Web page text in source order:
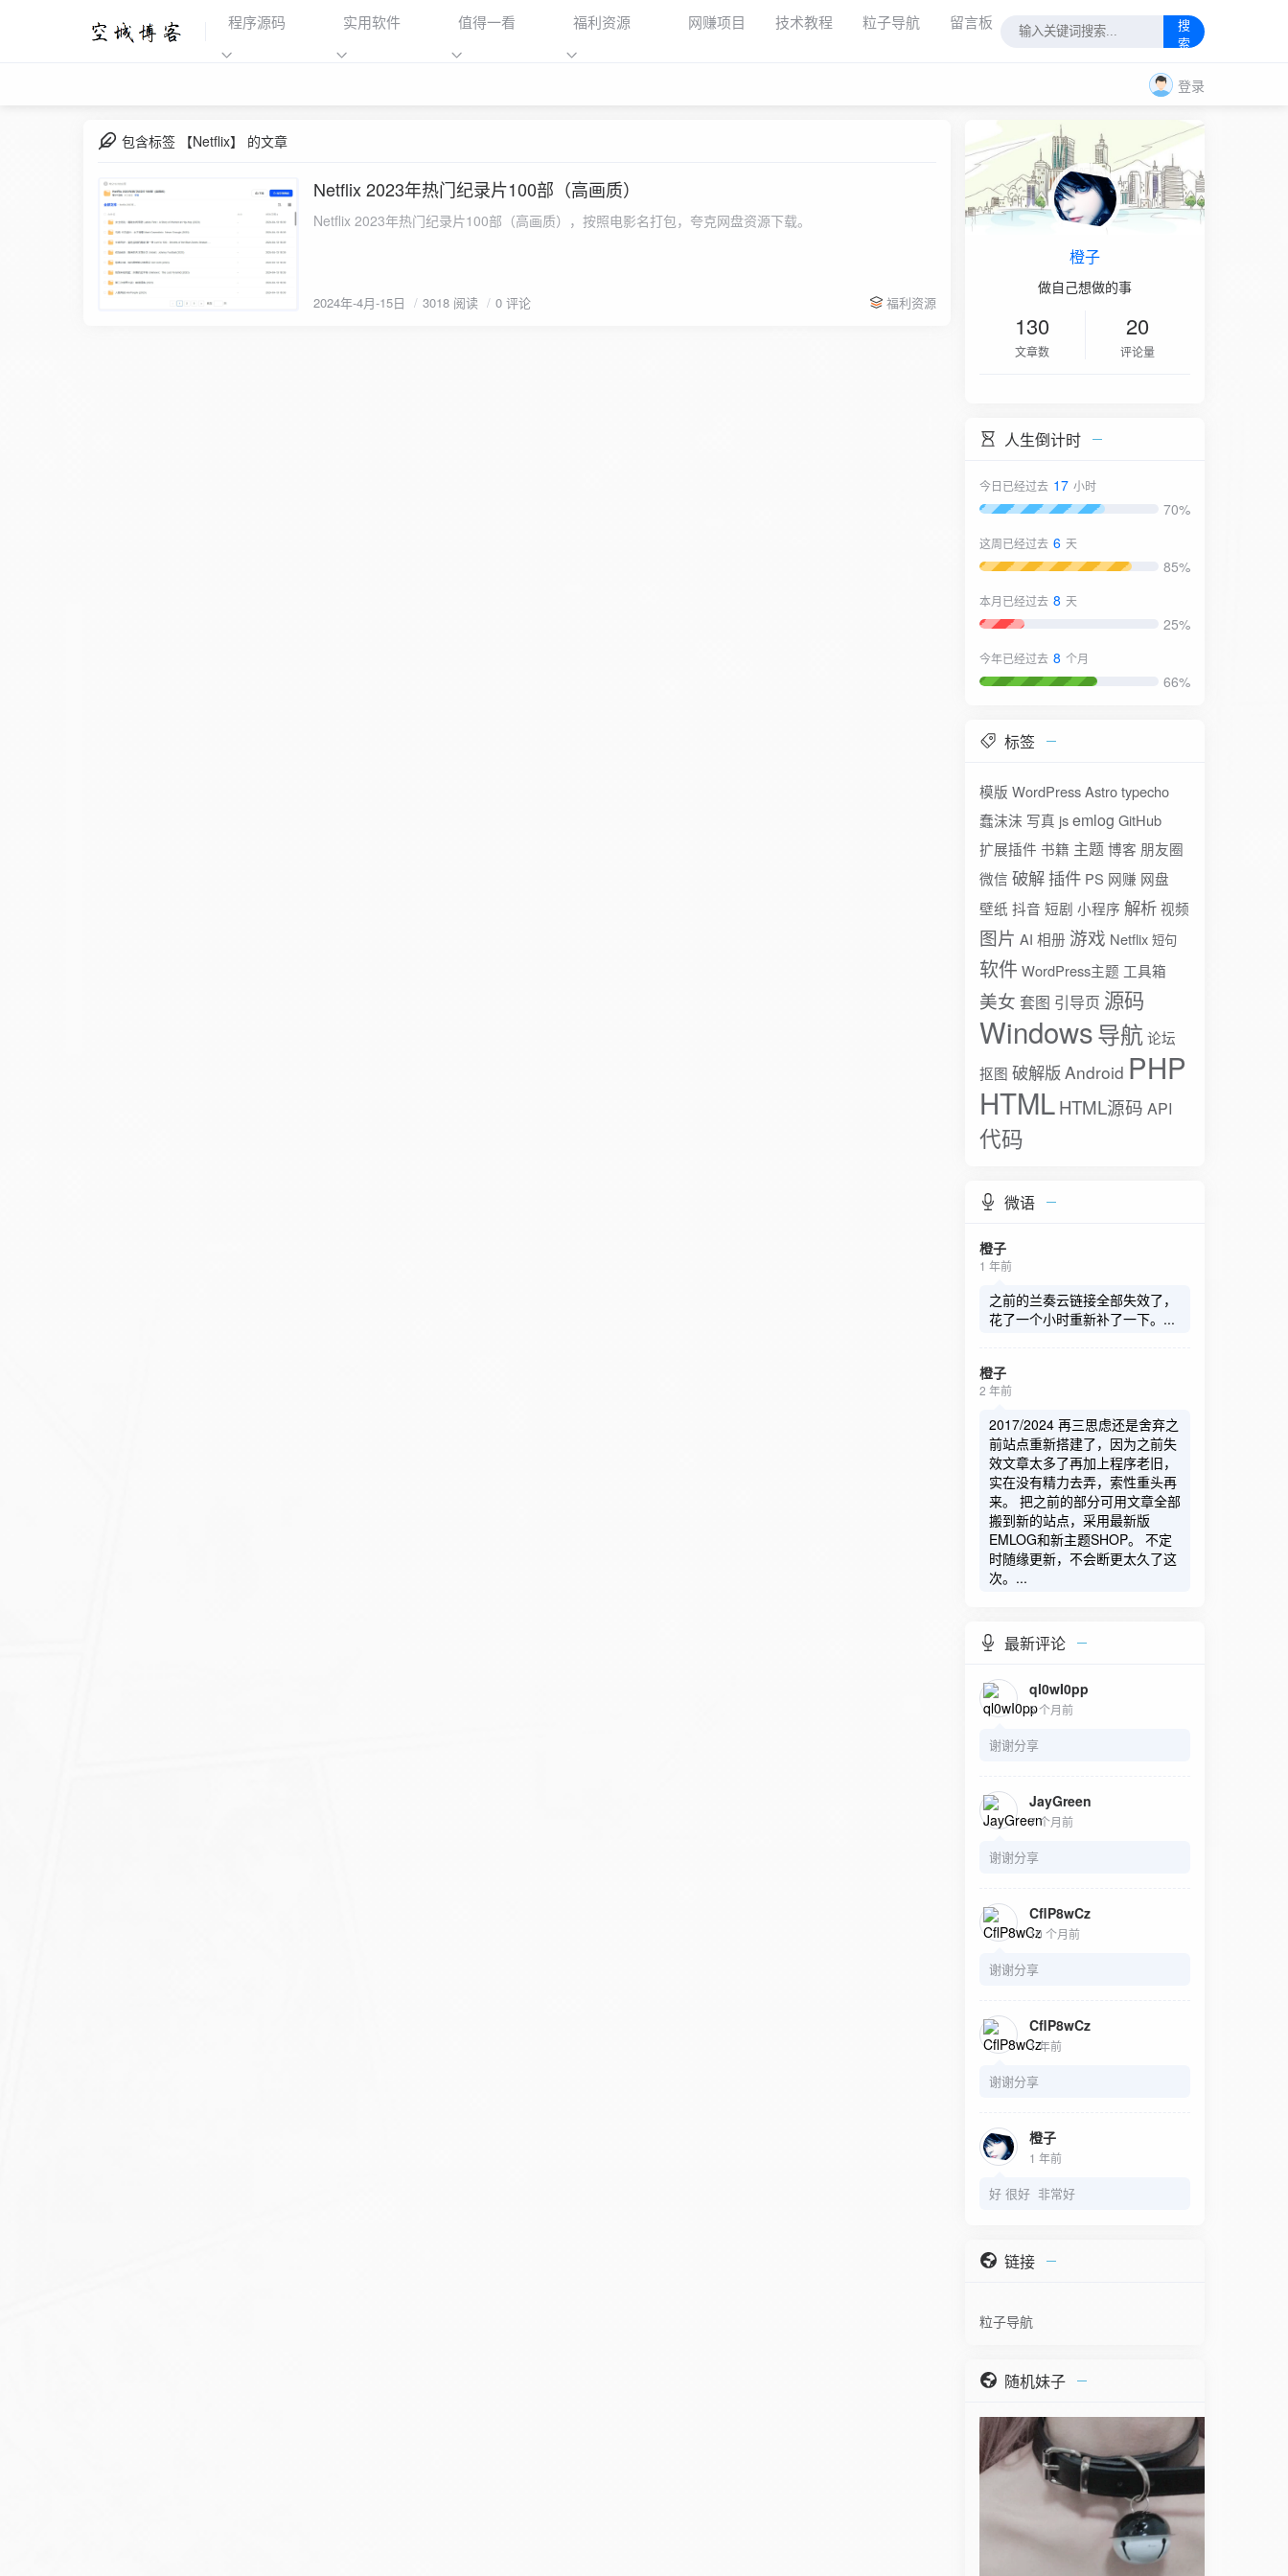
程序源码 实用软件 值得一看 福利资源 网赚项目 技术教程 粒子导航 留言板
搜
索
登录
包含标签 【Netflix】 的文章
2024-4-15
Netflix 2023年热门纪录片100部（高画质）
Netflix 2023年热门纪录片100部（高画质），按照电影名打包，夸克网盘资源下载。
2024年-4月-15日 3018 阅读 0 评论 福利资源
橙子
做自己想做的事
130
文章数
20
评论量
人生倒计时
今日已经过去 17 小时
70%
这周已经过去 6 天
85%
本月已经过去 8 天
25%
今年已经过去 8 个月
66%
标签
模版 WordPressAstrotypecho
蠢沫沫 写真 jsemlog GitHub
扩展插件 书籍 主题博客 朋友圈
微信 破解插件 PS 网赚 网盘
壁纸 抖音 短剧 小程序 解析视频
图片 AI 相册 游戏 Netflix 短句
软件 WordPress主题 工具箱
美女 套图 引导页 源码
Windows导航论坛
抠图 破解版Android PHP
HTMLHTML源码 API
代码
微语
橙子
1 年前
之前的兰奏云链接全部失效了，
花了一个小时重新补了一下。...
橙子
2 年前
2017/2024 再三思虑还是舍弃之
前站点重新搭建了，因为之前失
效文章太多了再加上程序老旧，
实在没有精力去弄，索性重头再
来。 把之前的部分可用文章全部
搬到新的站点，采用最新版
EMLOG和新主题SHOP。 不定
时随缘更新，不会断更太久了这
次。...
最新评论
ql0wI0pp
5 个月前
谢谢分享
JayGreen
7 个月前
谢谢分享
CflP8wCz
10 个月前
谢谢分享
CflP8wCz
1 年前
谢谢分享
橙子
1 年前
好 很好 非常好
链接
粒子导航
随机妹子